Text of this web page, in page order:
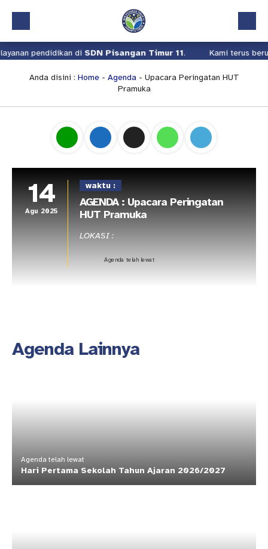
Beranda
Profil
Download
Pindah Sekolah
UKS
pendidikan diSDN Pisangan Timur 11. Kami terus
Anda disini : Home- Agenda- Upacara Peringatan HUT
Pramuka
14
Agu 2025
waktu :
AGENDA : Upacara Peringatan
HUT Pramuka
LOKASI :
Agenda telah lewat
Agenda Lainnya
Agenda telah lewat
Hari Pertama Sekolah Tahun Ajaran 2026/2027